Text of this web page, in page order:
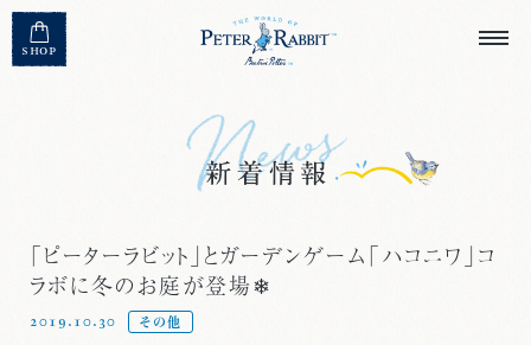
SHOP
MENU CLOSE
「ピーターラビット」とガーデンゲーム「ハコニワ」コ
ラボに冬のお庭が登場❄
2019.10.30 その他